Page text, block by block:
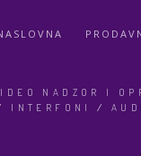
NADZOR I
INTERFONI /